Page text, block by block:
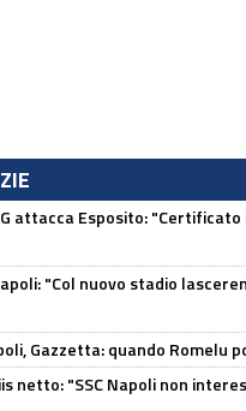
attacca Esposito:
"Col nuovo stadio
Gazzetta: quando Romelu
netto: "SSC Napoli non